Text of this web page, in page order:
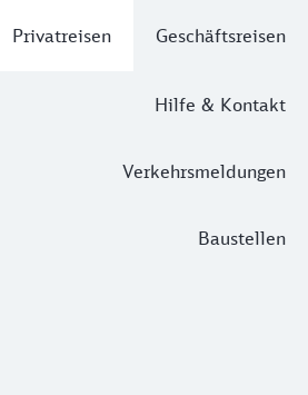
Privatreisen Geschäftsreisen
Hilfe & Kontakt
Verkehrsmeldungen
Baustellen